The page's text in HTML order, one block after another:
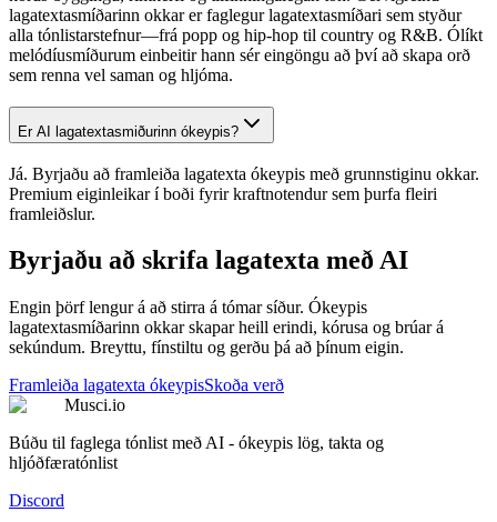
lagatextasmíðarinn okkar er faglegur lagatextasmíðari sem styður
alla tónlistarstefnur—frá popp og hip-hop til country og R&B. Ólíkt
melódíusmíðurum einbeitir hann sér eingöngu að því að skapa orð
sem renna vel saman og hljóma.
Er AI lagatextasmiðurinn ókeypis?
Já. Byrjaðu að framleiða lagatexta ókeypis með grunnstiginu okkar.
Premium eiginleikar í boði fyrir kraftnotendur sem þurfa fleiri
framleiðslur.
Byrjaðu að skrifa lagatexta með AI
Engin þörf lengur á að stirra á tómar síður. Ókeypis
lagatextasmíðarinn okkar skapar heill erindi, kórusa og brúar á
sekúndum. Breyttu, fínstiltu og gerðu þá að þínum eigin.
Framleiða lagatexta ókeypisSkoða verð
Musci.io
Búðu til faglega tónlist með AI - ókeypis lög, takta og
hljóðfæratónlist
Discord